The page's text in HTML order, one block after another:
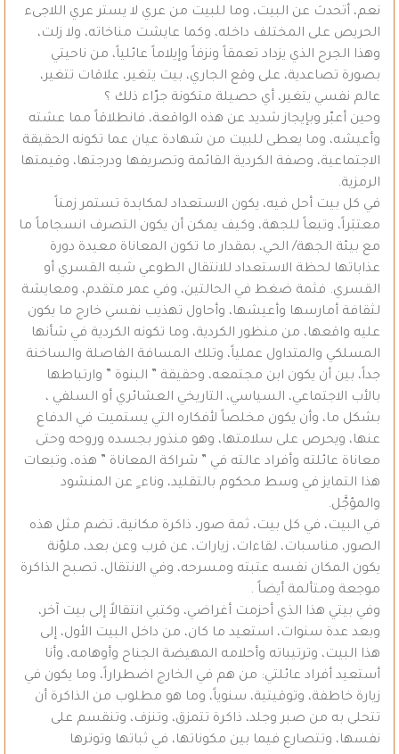
نعم، أتحدث عن البيت، وما للبيت من عري لا يستر عري اللاجىء
الحريص على المختلف داخله، وكما عايشت مناخاته، ولا زلت،
وهذا الجرح الذي يزداد تعمقاً ونزفاً وإيلاماً عائلياً، من ناحيتي
بصورة تصاعدية، على وقع الجاري، بيت يتغير، علاقات تتغير،
عالم نفسي يتغير، أي حصيلة متكونة جرّاء ذلك ؟
وحين أعبّر وبإيجاز شديد عن هذه الواقعة، فانطلاقاً مما عشته
وأعيشه، وما يعطى للبيت من شهادة عيان عما تكونه الحقيقة
الاجتماعية، وصفة الكردية القائمة وتصريفها ودرجتها، وقيمتها
الرمزية.
في كل بيت أحل فيه، يكون الاستعداد لمكابدة تستمر زمناً
معتبَراً، وتبعاً للجهة، وكيف يمكن أن يكون التصرف انسجاماً ما
مع بيئة الجهة/ الحي، بمقدار ما تكون المعاناة معيدة دورة
عذاباتها لحظة الاستعداد للانتقال الطوعي شبه القسري أو
القسري. فثمة ضغط في الحالتين، وفي عمر متقدم، ومعايشة
لثقافة أمارسها وأعيشها، وأحاول تهذيب نفسي خارج ما يكون
عليه واقعها، من منظور الكردية، وما تكونه الكردية في شأنها
المسلكي والمتداول عملياً، وتلك المسافة الفاصلة والساخنة
جداً، بين أن يكون ابن مجتمعه، وحقيقة ” البنوة ” وارتباطها
بالأب الاجتماعي، السياسي، التاريخي العشائري أو السلفي ،
بشكل ما، وأن يكون مخلصاً لأفكاره التي يستميت في الدفاع
عنها، ويحرص على سلامتها، وهو منذور بجسده وروحه وحتى
معاناة عائلته وأفراد عالته في ” شراكة المعاناة ” هذه، وتبعات
هذا التمايز في وسط محكوم بالتقليد، وناء ٍ عن المنشود
والمؤجَّل.
في البيت، في كل بيت، ثمة صور، ذاكرة مكانية، تضم مثل هذه
الصور، مناسبات، لقاءات، زيارات، عن قرب وعن بعد، ملوّنة
يكون المكان نفسه عتبته ومسرحه، وفي الانتقال، تصبح الذاكرة
موجعة ومتألمة أيضاً .
وفي بيتي هذا الذي أحزمت أغراضي، وكتبي انتقالاً إلى بيت آخر،
وبعد عدة سنوات، استعيد ما كان، من داخل البيت الأول، إلى
هذا البيت، وترتيباته وأحلامه المهيضة الجناح وأوهامه، وأنا
أستعيد أفراد عائلتي: من هم في الخارج اضطراراً، وما يكون في
زيارة خاطفة، وتوقيتية، سنوياً، وما هو مطلوب من الذاكرة أن
تتحلى به من صبر وجلد، ذاكرة تتمزق، وتنزف، وتنقسم على
نفسها، وتتصارع فيما بين مكوناتها، في ثباتها وتوترها